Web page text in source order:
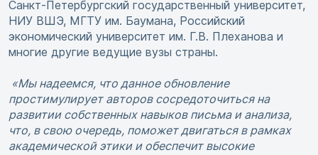
Санкт-Петербургский государственный университет,
НИУ ВШЭ, МГТУ им. Баумана, Российский
экономический университет им. Г.В. Плеханова и
многие другие ведущие вузы страны.
«Мы надеемся, что данное обновление
простимулирует авторов сосредоточиться на
развитии собственных навыков письма и анализа,
что, в свою очередь, поможет двигаться в рамках
академической этики и обеспечит высокие